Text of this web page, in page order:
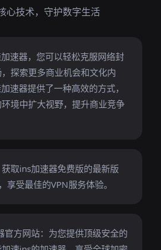
心技术，守护数字生活
速器，您可以轻松克服网络封
探索更多商业机会和文化内
速器提供了一种高效的方式，
境中扩大视野，提升商业竞争
取ins加速器免费版的最新版
享受最佳的VPN服务体验。
官方网站：为您提供顶级安全的